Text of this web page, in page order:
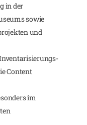
in der
sowie
und
Content
im